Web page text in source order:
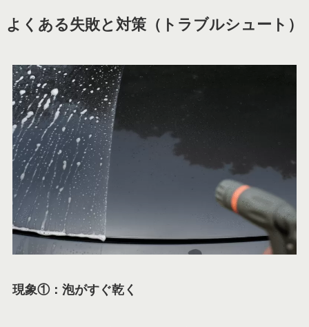
よくある失敗と対策（トラブルシュート）
現象①：泡がすぐ乾く